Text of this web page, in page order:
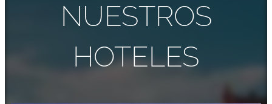
NUESTROS
HOTELES